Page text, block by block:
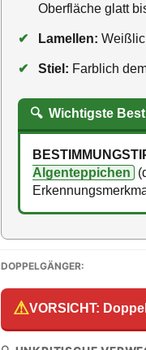
Oberfläche glatt
✔ Lamellen:
✔ Stiel: Farblich
🔍 Wichtigste
Algenteppichen
DOPPELGÄNGER:
⚠VORSICHT: